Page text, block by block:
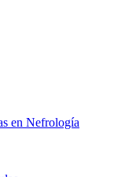
en Nefrología